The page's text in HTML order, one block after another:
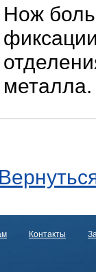
Нож
металла.
Контакты